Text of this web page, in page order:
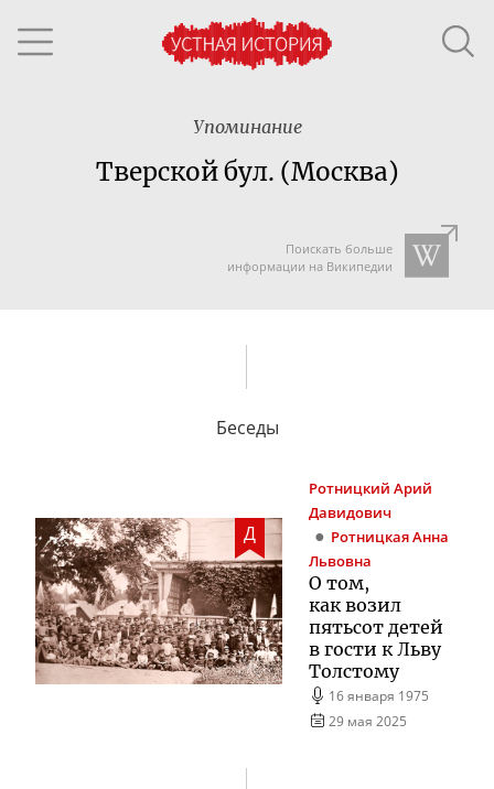
Упоминание
Тверской бул. (Москва)
Поискать больше
информации на Википедии
Беседы
Д
Ротницкий Арий
Давидович
Ротницкая Анна
Львовна
О том,
как возил
пятьсот детей
в гости к Льву
Толстому
16 января 1975
29 мая 2025